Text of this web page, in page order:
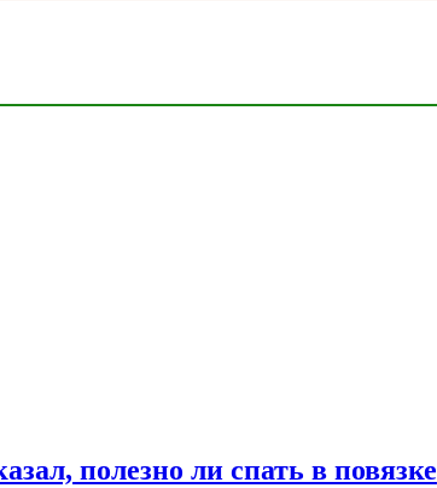
полезно ли спать в повязке